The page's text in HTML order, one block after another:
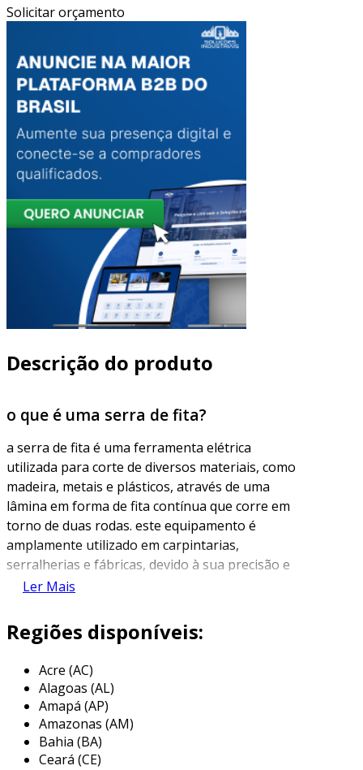
Solicitar orçamento
Descrição do produto
o que é uma serra de fita?
a serra de fita é uma ferramenta elétrica
utilizada para corte de diversos materiais, como
madeira, metais e plásticos, através de uma
lâmina em forma de fita contínua que corre em
torno de duas rodas. este equipamento é
amplamente utilizado em carpintarias,
serralherias e fábricas, devido à sua precisão e
capacidade de realizar cortes complexos e
uma das principais características da serra de
é possível adequar a ferramenta para
diferentes tipos de cortes e materiais,
tornando-a uma escolha popular entre
profissionais e entusiastas do diy. além disso, a
serra de fita permite realizar cortes em ângulos
Ler Mais
Regiões disponíveis:
Acre (AC)
Alagoas (AL)
Amapá (AP)
Amazonas (AM)
Bahia (BA)
Ceará (CE)